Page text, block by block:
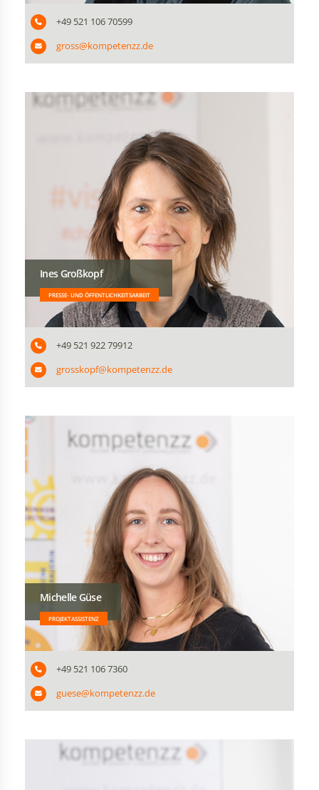
+49 521 106 70599
gross@kompetenzz.de
Ines Großkopf
PRESSE- UND ÖFFENTLICHKEITSARBEIT
+49 521 922 79912
grosskopf@kompetenzz.de
Michelle Güse
PROJEKTASSISTENZ
+49 521 106 7360
guese@kompetenzz.de